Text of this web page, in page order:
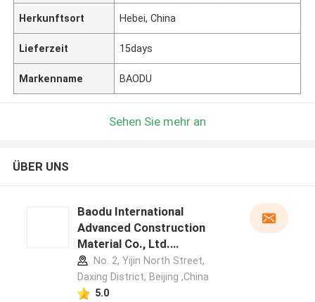
Herkunftsort Hebei, China
Lieferzeit 15days
Markenname BAODU
Sehen Sie mehr an
ÜBER UNS
Baodu International
Advanced Construction
Material Co., Ltd.
Herstellerprofil
No. 2, Yijin North Street,
Daxing District, Beijing ,China
5.0